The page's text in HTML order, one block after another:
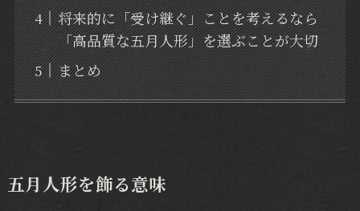
将来的に「受け継ぐ」ことを考えるなら
「高品質な五月人形」を選ぶことが大切
まとめ
五月人形を飾る意味